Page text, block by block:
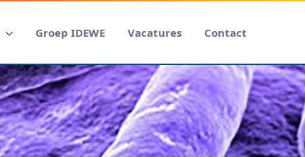
Groep IDEWE Vacatures Contact